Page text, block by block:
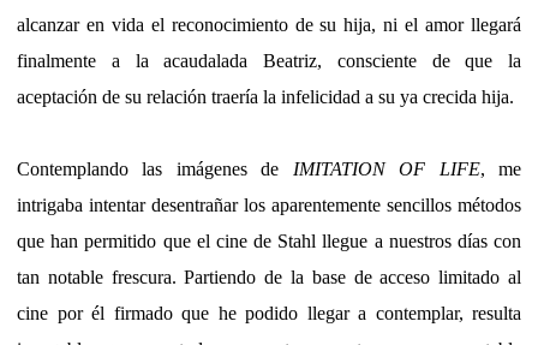
alcanzar en vida el reconocimiento de su hija, ni el amor llegará
finalmente a la acaudalada Beatriz, consciente de que la
aceptación de su relación traería la infelicidad a su ya crecida hija.
Contemplando las imágenes de IMITATION OF LIFE, me
intrigaba intentar desentrañar los aparentemente sencillos métodos
que han permitido que el cine de Stahl llegue a nuestros días con
tan notable frescura. Partiendo de la base de acceso limitado al
cine por él firmado que he podido llegar a contemplar, resulta